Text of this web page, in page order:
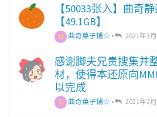
【50033张入】曲奇
【49.1GB】
曲奇菓子铺☆ • 2021年3
感谢脚夫兄贵搜集并
材，使得本还原向
以完成
曲奇菓子铺☆ • 2021年2